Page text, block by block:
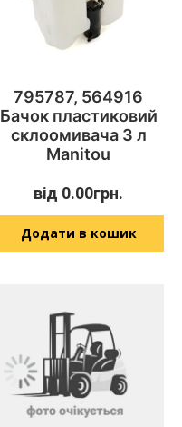
795787, 564916
Бачок пластиковий
склоомивача 3 л
Manitou
від 0.00грн.
Додати в кошик